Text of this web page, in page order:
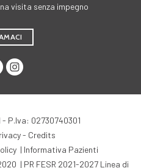
visita senza impegno
- P.Iva: 02730740301
- Credits
| Informativa Pazienti
| PR FESR 2021-2027 Linea di